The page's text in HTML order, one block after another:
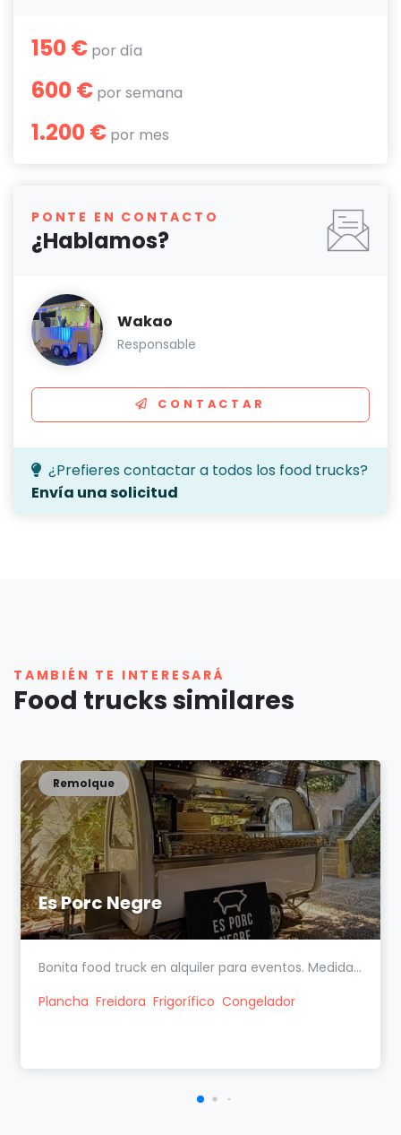
150 € por día
600 € por semana
1.200 € por mes
PONTE EN CONTACTO
¿Hablamos?
Wakao
Responsable
CONTACTAR
¿Prefieres contactar a todos los food trucks?
Envía una solicitud
TAMBIÉN TE INTERESARÁ
Food trucks similares
Es Porc Negre
Remolque
Bonita food truck en alquiler para eventos. Medida...
Plancha Freidora Frigorífico Congelador